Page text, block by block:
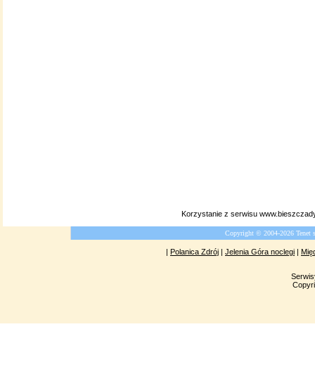
Korzystanie z serwisu
Copyright © 2004-2026
| Polanica Zdrój | Jelenia Góra noclegi |